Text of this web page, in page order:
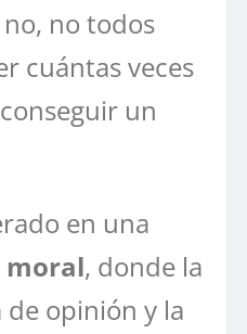
no todos
cuántas veces
un
en una
moral, donde la
de opinión y la